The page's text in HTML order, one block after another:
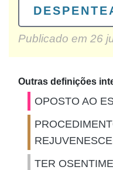
Publicado em 26
Outras definições
OPOSTO AO
TER